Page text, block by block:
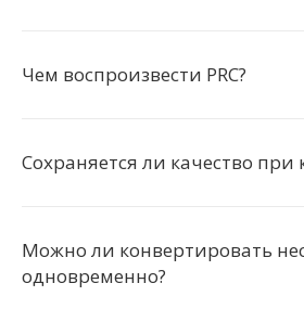
Чем воспроизвести PRC?
Сохраняется ли качество при
Можно ли конвертировать
одновременно?